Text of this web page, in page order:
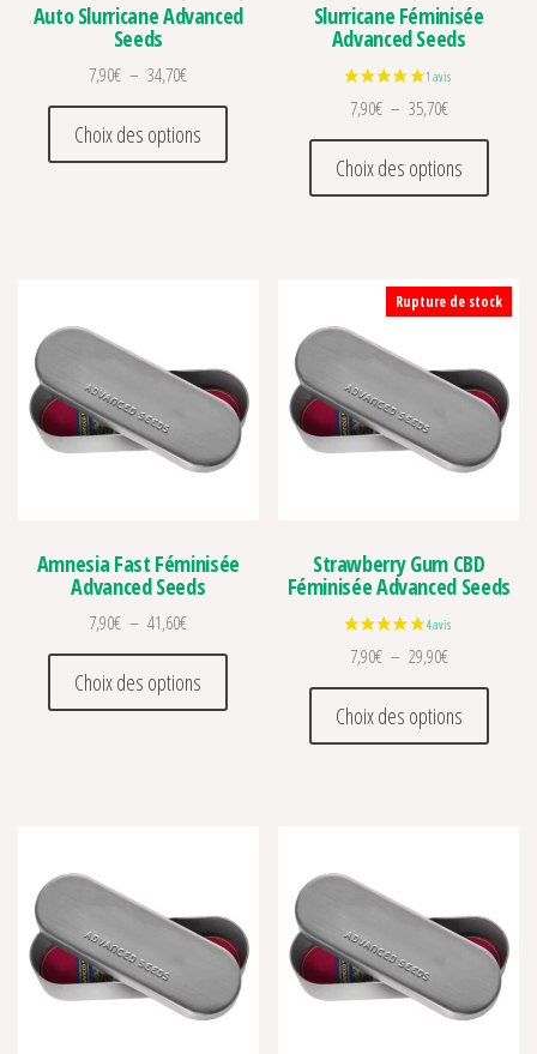
Auto Slurricane Advanced
Seeds
7,90€ – 34,70€Plage de prix : 7,90€ à 34,70€
Choix des options
Ce produit a plusieurs variations. Les
Slurricane Féminisée
Advanced Seeds
7,90€ – 35,70€Plage de prix
Choix des options
Ce
Amnesia Fast Féminisée
Advanced Seeds
7,90€ – 41,60€Plage de prix : 7,90€ à 41,60€
Choix des options
Ce produit a plusieurs variations. Les
Rupture de stock
Strawberry Gum CBD
Féminisée Advanced Seeds
7,90€ – 29,90€Plage de prix
Choix des options
Ce